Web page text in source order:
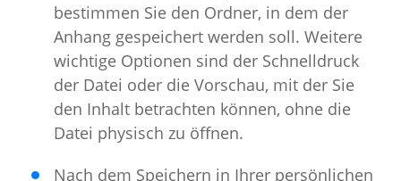
bestimmen Sie den Ordner, in dem der
Anhang gespeichert werden soll. Weitere
wichtige Optionen sind der Schnelldruck
der Datei oder die Vorschau, mit der Sie
den Inhalt betrachten können, ohne die
Datei physisch zu öffnen.
Nach dem Speichern in Ihrer persönlichen